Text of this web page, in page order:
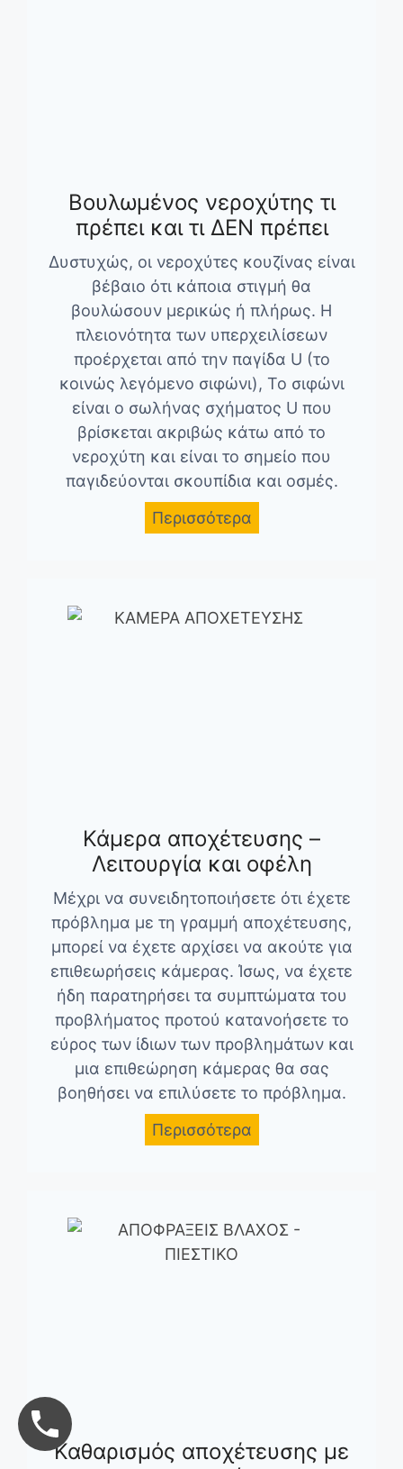
Βουλωμένος νεροχύτης τι
πρέπει και τι ΔΕΝ πρέπει
Δυστυχώς, οι νεροχύτες κουζίνας είναι
βέβαιο ότι κάποια στιγμή θα
βουλώσουν μερικώς ή πλήρως. Η
πλειονότητα των υπερχειλίσεων
προέρχεται από την παγίδα U (το
κοινώς λεγόμενο σιφώνι), Το σιφώνι
είναι ο σωλήνας σχήματος U που
βρίσκεται ακριβώς κάτω από το
νεροχύτη και είναι το σημείο που
παγιδεύονται σκουπίδια και οσμές.
Περισσότερα
Κάμερα αποχέτευσης –
Λειτουργία και οφέλη
Μέχρι να συνειδητοποιήσετε ότι έχετε
πρόβλημα με τη γραμμή αποχέτευσης,
μπορεί να έχετε αρχίσει να ακούτε για
επιθεωρήσεις κάμερας. Ίσως, να έχετε
ήδη παρατηρήσει τα συμπτώματα του
προβλήματος προτού κατανοήσετε το
εύρος των ίδιων των προβλημάτων και
μια επιθεώρηση κάμερας θα σας
βοηθήσει να επιλύσετε το πρόβλημα.
Περισσότερα
Καθαρισμός αποχέτευσης με